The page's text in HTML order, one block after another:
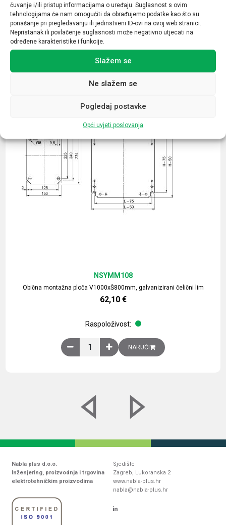
čuvanje i/ili pristup informacijama o uređaju. Suglasnost s ovim
tehnologijama će nam omogućiti da obrađujemo podatke kao što su
ponašanje pri pregledavanju ili jedinstveni ID-ovi na ovoj web stranici.
Nepristanak ili povlačenje suglasnosti može negativno utjecati na
određene karakteristike i funkcije.
Slažem se
Ne slažem se
Pogledaj postavke
Opći uvjeti poslovanja
Povezani proizvodi
Obična montažna ploča V1000xŠ800mm, galvanizirani čelični lim
NSYMM108
62,10 €
Raspoloživost:
Obična montažna ploča V1000xŠ800mm,
NARUČI
Nabla plus d.o.o.
Inženjering, proizvodnja i trgovina
elektrotehničkim proizvodima
Sjedište
Zagreb, Lukoranska 2
www.nabla-plus.hr
nabla@nabla-plus.hr